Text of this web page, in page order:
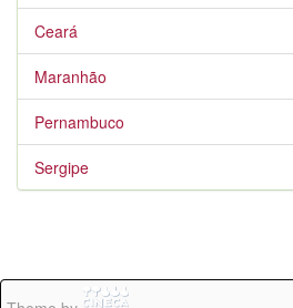
Ceará
Maranhão
Pernambuco
Sergipe